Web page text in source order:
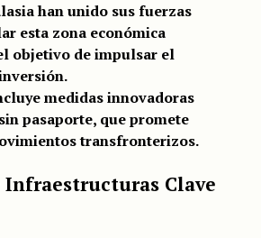
han unido sus fuerzas
esta zona económica
objetivo de impulsar el
medidas innovadoras
pasaporte, que promete
transfronterizos.
Infraestructuras Clave